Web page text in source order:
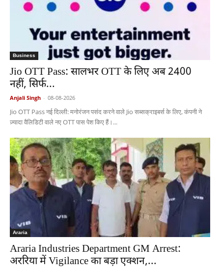
Business
Jio OTT Pass: सालभर OTT के लिए अब 2400
नहीं, सिर्फ...
Anjali Singh - 08-08-2026
Jio OTT Pass नई दिल्ली: मनोरंजन पसंद करने वाले Jio सब्सक्राइबर्स के लिए, कंपनी ने
ज़्यादा वैलिडिटी वाले नए OTT पास पेश किए हैं।...
Araria
Araria Industries Department GM Arrest:
अररिया में Vigilance का बड़ा एक्शन,...